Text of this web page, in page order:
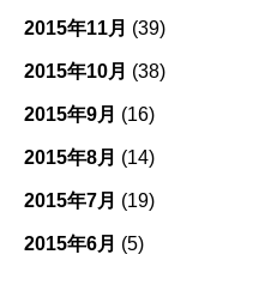
2015年11月 (39)
2015年10月 (38)
2015年9月 (16)
2015年8月 (14)
2015年7月 (19)
2015年6月 (5)